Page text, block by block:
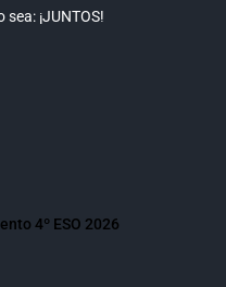
¡JUNTOS!
4º ESO 2026